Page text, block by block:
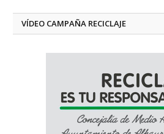
VÍDEO CAMPAÑA RECICLAJE